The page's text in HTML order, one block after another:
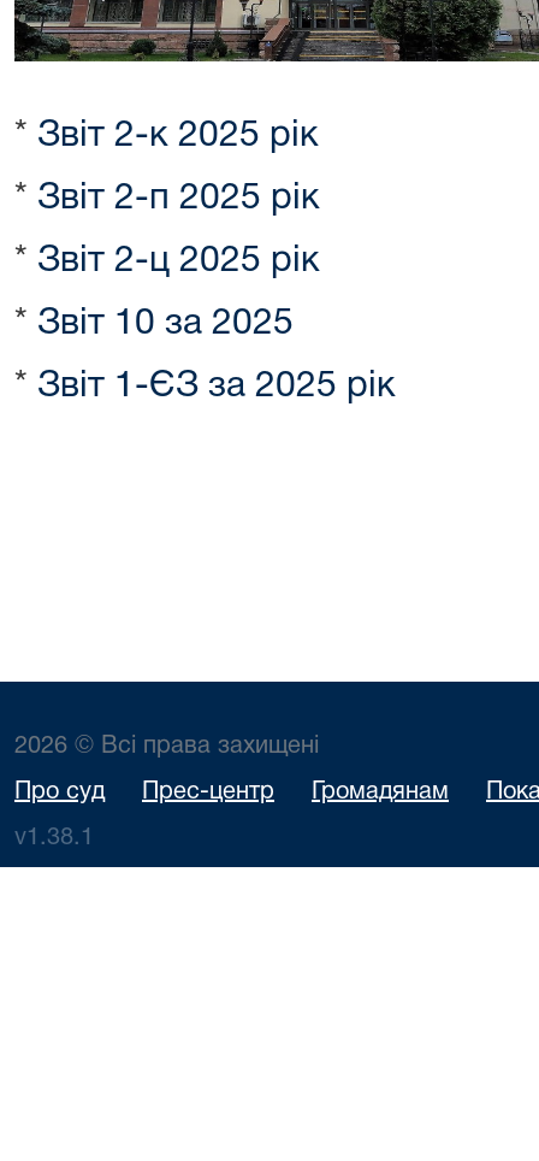
* Звіт 2-к 2025 рік
* Звіт 2-п 2025 рік
* Звіт 2-ц 2025 рік
* Звіт 10 за 2025
* Звіт 1-ЄЗ за 2025 рік
2026 © Всі права захищені
Про суд Прес-центр Громадянам
v1.38.1